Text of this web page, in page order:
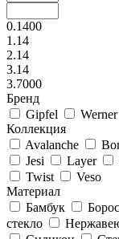
0.1400
1.14
2.14
3.14
3.7000
Бренд
Gipfel
Werner
Коллекция
Avalanche
Jesi
Layer
Twist
Veso
Материал
Бамбук
стекло